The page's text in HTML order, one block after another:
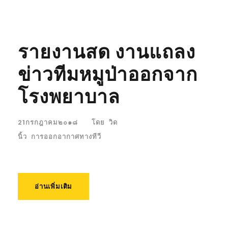
รายงานสด งานแถลง
ข่าวทีมหมูป่าออกจาก
โรงพยาบาล
21กรกฎาคม๒๐๑๘ โดย วิด
นิ้ว การออกอากาศทางทีวี
อ่านเพิ่มเติม